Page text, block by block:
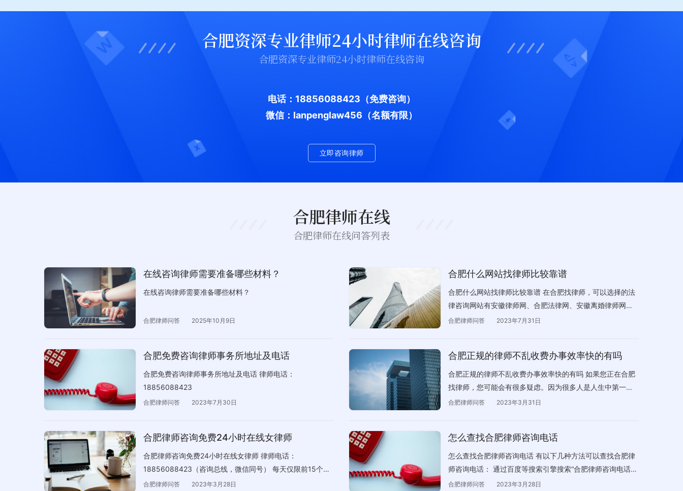
合肥资深专业律师24小时律师在线咨询
合肥资深专业律师24小时律师在线咨询
电话：18856088423 （免费咨询）
微信：lanpenglaw456（名额有限）
立即咨询律师
合肥律师在线
合肥律师在线问答列表
在线咨询律师需要准备哪些材料？
在线咨询律师需要准备哪些材料？
合肥律师问答 2025年10月9日
合肥什么网站找律师比较靠谱
合肥什么网站找律师比较靠谱 在合肥找律师，可以选择的法
律咨询网站有安徽律师网、合肥法律网、安徽离婚律师网、
安刑网等等。
合肥律师问答 2023年7月31日
合肥免费咨询律师事务所地址及电话
合肥免费咨询律师事务所地址及电话 律师电话：
18856088423
合肥律师问答 2023年7月30日
合肥正规的律师不乱收费办事效率快的有吗
合肥正规的律师不乱收费办事效率快的有吗 如果您正在合肥
找律师，您可能会有很多疑虑。因为很多人是人生中第一次
委托律师，之前都不认识律师，不知道一个律师的好坏标准
要的案件结果等等问题。 律荐法律咨询为您提供一些有用的
建议，让您在合肥找到正规的律师事务所。 首先，合肥的律
师事务所很多，您需要仔细挑选。您可以通过百度、搜狗、
高德地图等多个渠道来搜索律师事务所。在搜索结果中，您
合肥律师问答 2023年3月31日
合肥律师咨询免费24小时在线女律师
合肥律师咨询免费24小时在线女律师 律师电话：
18856088423（咨询总线，微信同号） 每天仅限前15个咨
询者免费咨询。 何田丽律师 张媚娟律师
合肥律师问答 2023年3月28日
怎么查找合肥律师咨询电话
怎么查找合肥律师咨询电话 有以下几种方法可以查找合肥律
师咨询电话： 通过百度等搜索引擎搜索“合肥律师咨询电话”
等关键词，会出现一些相关的合肥律师事务所列表，点击进
合肥律师问答 2023年3月28日